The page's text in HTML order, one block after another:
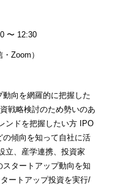
〜 12:30
Zoom）
動向を網羅的に把握した
戦略検討のため勢いのあ
ンドを把握したい方 IPO
傾向を知って自社に活
立、産学連携、投資家
タートアップ動向を知
ートアップ投資を実行/